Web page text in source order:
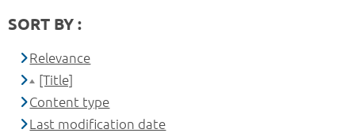
SORT BY :
Relevance
[Title]
Content type
Last modification date